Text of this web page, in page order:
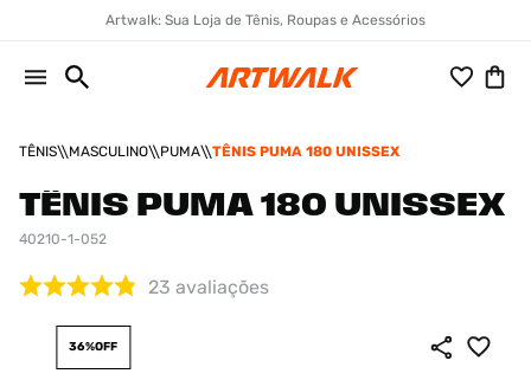
Artwalk: Sua Loja de Tênis, Roupas e Acessórios
TÊNIS MASCULINO PUMA TÊNIS PUMA 180 UNISSEX
TÊNIS PUMA 180 UNISSEX
40210-1-052
23 avaliações
36%OFF